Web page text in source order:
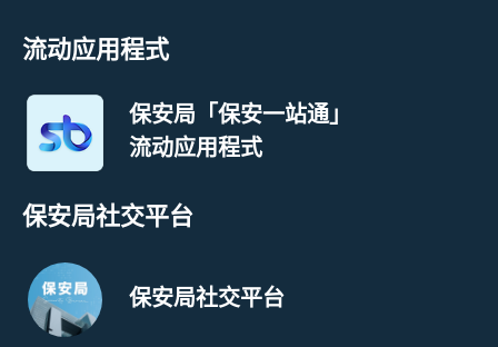
流动应用程式
保安局「保安一站通」
流动应用程式
保安局社交平台
保安局社交平台